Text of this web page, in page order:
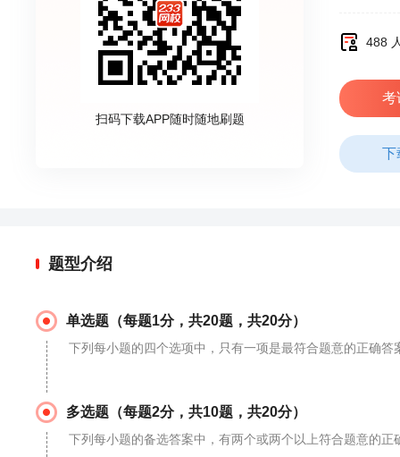
扫码下载APP随时随地刷题
488
考
下
题型介绍
单选题（每题1分，共20题，共20分）
下列每小题的四个选项中，只有一项是最符合题意的正确
多选题（每题2分，共10题，共20分）
下列每小题的备选答案中，有两个或两个以上符合题意的